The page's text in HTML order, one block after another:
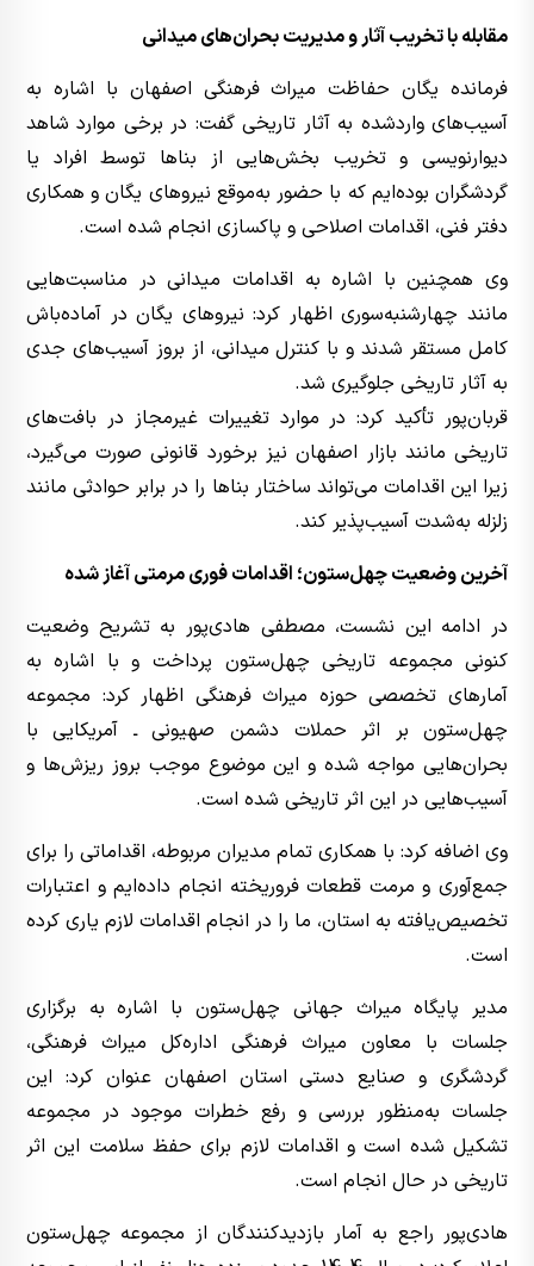
مقابله با تخریب آثار و مدیریت بحران‌های میدانی
فرمانده یگان حفاظت میراث فرهنگی اصفهان با اشاره به
آسیب‌های واردشده به آثار تاریخی گفت: در برخی موارد شاهد
دیوارنویسی و تخریب بخش‌هایی از بناها توسط افراد یا
گردشگران بوده‌ایم که با حضور به‌موقع نیروهای یگان و همکاری
دفتر فنی، اقدامات اصلاحی و پاکسازی انجام شده است.
وی همچنین با اشاره به اقدامات میدانی در مناسبت‌هایی
مانند چهارشنبه‌سوری اظهار کرد: نیروهای یگان در آماده‌باش
کامل مستقر شدند و با کنترل میدانی، از بروز آسیب‌های جدی
به آثار تاریخی جلوگیری شد.
قربان‌پور تأکید کرد: در موارد تغییرات غیرمجاز در بافت‌های
تاریخی مانند بازار اصفهان نیز برخورد قانونی صورت می‌گیرد،
زیرا این اقدامات می‌تواند ساختار بناها را در برابر حوادثی مانند
زلزله به‌شدت آسیب‌پذیر کند.
آخرین وضعیت چهل‌ستون؛ اقدامات فوری مرمتی آغاز شده
در ادامه این نشست، مصطفی هادی‌پور به تشریح وضعیت
کنونی مجموعه تاریخی چهل‌ستون پرداخت و با اشاره به
آمارهای تخصصی حوزه میراث فرهنگی اظهار کرد: مجموعه
چهل‌ستون بر اثر حملات دشمن صهیونی ـ آمریکایی با
بحران‌هایی مواجه شده و این موضوع موجب بروز ریزش‌ها و
آسیب‌هایی در این اثر تاریخی شده است.
وی اضافه کرد: با همکاری تمام مدیران مربوطه، اقداماتی را برای
جمع‌آوری و مرمت قطعات فروریخته انجام داده‌ایم و اعتبارات
تخصیص‌یافته به استان، ما را در انجام اقدامات لازم یاری کرده
است.
مدیر پایگاه میراث جهانی چهل‌ستون با اشاره به برگزاری
جلسات با معاون میراث فرهنگی اداره‌کل میراث فرهنگی،
گردشگری و صنایع دستی استان اصفهان عنوان کرد: این
جلسات به‌منظور بررسی و رفع خطرات موجود در مجموعه
تشکیل شده است و اقدامات لازم برای حفظ سلامت این اثر
تاریخی در حال انجام است.
هادی‌پور راجع به آمار بازدیدکنندگان از مجموعه چهل‌ستون